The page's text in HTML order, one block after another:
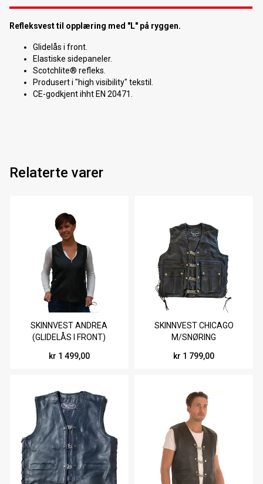
Refleksvest til opplæring med "L" på ryggen.
Glidelås i front.
Elastiske sidepaneler.
Scotchlite® refleks.
Produsert i "high visibility" tekstil.
CE-godkjent ihht EN 20471.
Relaterte varer
SKINNVEST ANDREA
(GLIDELÅS I FRONT)
kr 1 499,00
SKINNVEST CHICAGO
M/SNØRING
kr 1 799,00